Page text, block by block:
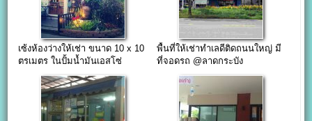
เซ้งห้องว่างให้เช่า ขนาด 10 x 10
ตรเมตร ในปั้มน้ำมันเอสโซ่
พื้นที่ให้เช่าทำเลดีติดถนนใหญ่ มี
ที่จอดรถ @ลาดกระบัง